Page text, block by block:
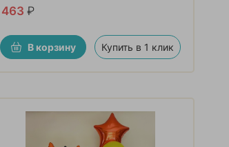
463 ₽
В корзину Купить в 1 клик